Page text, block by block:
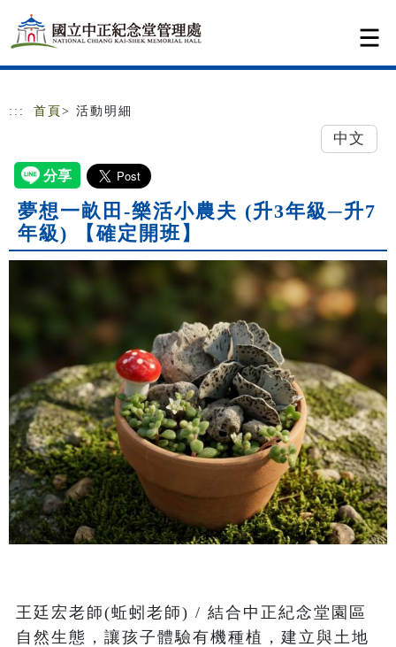
跳到主要內容
網站導覽
::: 首頁 > 活動明細
中文
夢想一畝田-樂活小農夫 (升3年級─升7
年級) 【確定開班】
王廷宏老師(蚯蚓老師) / 結合中正紀念堂園區
自然生態，讓孩子體驗有機種植，建立與土地